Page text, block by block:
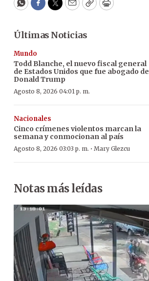
WhatsApp
Facebook
Twitter
EmailCopyPrint
Últimas Noticias
Mundo
Todd Blanche, el nuevo fiscal general
de Estados Unidos que fue abogado de
Donald Trump
Agosto 8, 2026 04:01 p. m.
Nacionales
Cinco crímenes violentos marcan la
semana y conmocionan al país
Agosto 8, 2026 03:03 p. m. · Mary Glezcu
Notas más leídas